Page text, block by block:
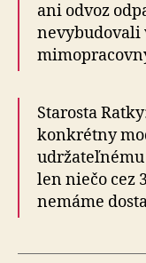
ani odvoz
nevybudovali
Starosta
konkrétny
udržateľnému
len niečo cez
nemáme